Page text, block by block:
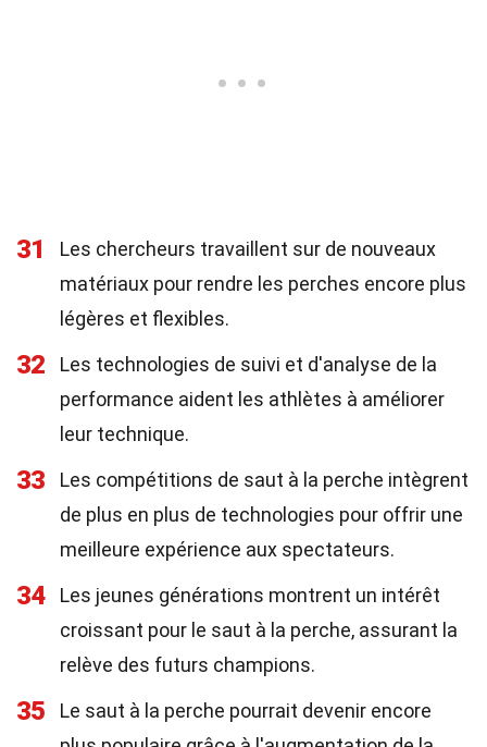
31
Les chercheurs travaillent sur de nouveaux
matériaux pour rendre les perches encore plus
légères et flexibles.
32
Les technologies de suivi et d'analyse de la
performance aident les athlètes à améliorer
leur technique.
33
Les compétitions de saut à la perche intègrent
de plus en plus de technologies pour offrir une
meilleure expérience aux spectateurs.
34
Les jeunes générations montrent un intérêt
croissant pour le saut à la perche, assurant la
relève des futurs champions.
35
Le saut à la perche pourrait devenir encore